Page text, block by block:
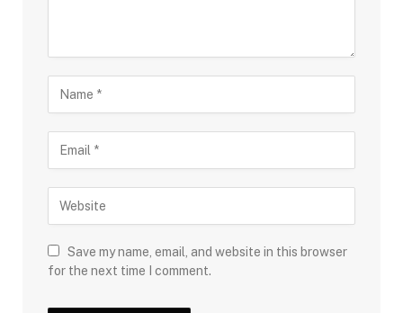
Save my name, email, and website in this browser
for the next time I comment.